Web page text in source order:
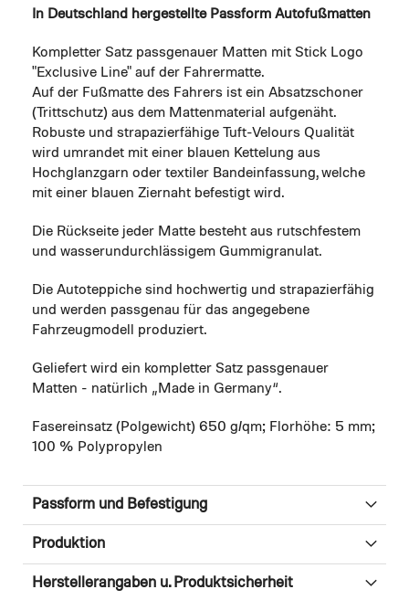
In Deutschland hergestellte Passform Autofußmatten
Kompletter Satz passgenauer Matten mit Stick Logo
"Exclusive Line" auf der Fahrermatte.
Auf der Fußmatte des Fahrers ist ein Absatzschoner
(Trittschutz) aus dem Mattenmaterial aufgenäht.
Robuste und strapazierfähige Tuft-Velours Qualität
wird umrandet mit einer blauen Kettelung aus
Hochglanzgarn oder textiler Bandeinfassung, welche
mit einer blauen Ziernaht befestigt wird.
Die Rückseite jeder Matte besteht aus rutschfestem
und wasserundurchlässigem Gummigranulat.
Die Autoteppiche sind hochwertig und strapazierfähig
und werden passgenau für das angegebene
Fahrzeugmodell produziert.
Geliefert wird ein kompletter Satz passgenauer
Matten - natürlich „Made in Germany“.
Fasereinsatz (Polgewicht) 650 g/qm; Florhöhe: 5 mm;
100 % Polypropylen
Passform und Befestigung
Produktion
Herstellerangaben u. Produktsicherheit